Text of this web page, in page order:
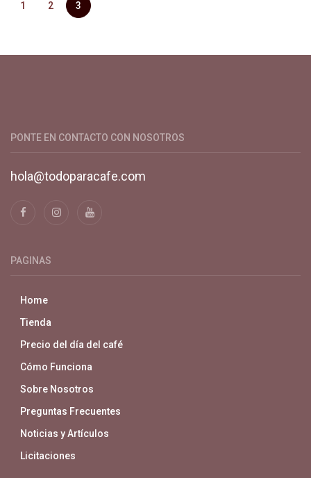
1 2 3
PONTE EN CONTACTO CON NOSOTROS
hola@todoparacafe.com
PAGINAS
Home
Tienda
Precio del día del café
Cómo Funciona
Sobre Nosotros
Preguntas Frecuentes
Noticias y Artículos
Licitaciones